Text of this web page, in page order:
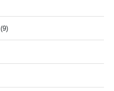
(9)